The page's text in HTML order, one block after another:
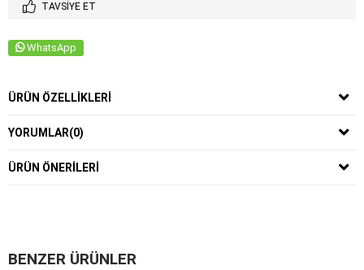
TAVSIYE ET
WhatsApp
ÜRÜN ÖZELLIKLERI
YORUMLAR(0)
ÜRÜN ÖNERILERI
BENZER ÜRÜNLER